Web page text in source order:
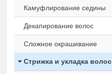
Камуфлирование седины
Декапирование волос
Сложное окрашивание
Стрижка и укладка волос